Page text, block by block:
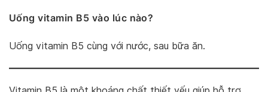
Uống vitamin B5 vào lúc nào?
Uống vitamin B5 cùng với nước, sau bữa ăn.